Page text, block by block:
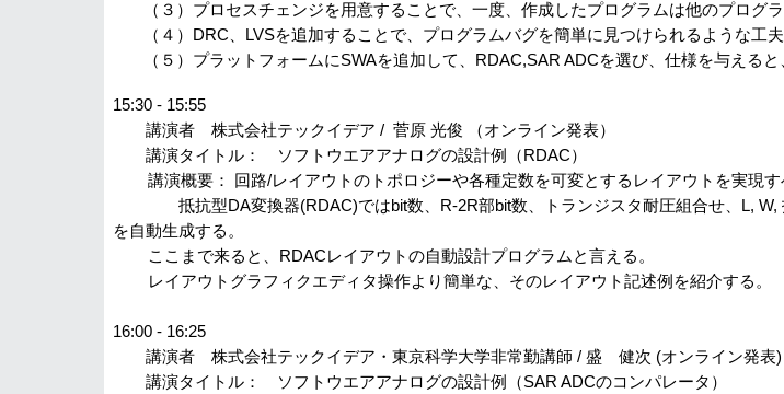
（３）プロセスチェンジを用意することで、一度、作成したプログラムは他のプログラ
（４）DRC、LVSを追加することで、プログラムバグを簡単に見つけられるような工夫
（５）プラットフォームにSWAを追加して、RDAC,SAR ADCを選び、仕様を与えると
15:30 - 15:55
講演者 株式会社テックイデア / 菅原 光俊 （オンライン発表）
講演タイトル： ソフトウエアアナログの設計例（RDAC）
講演概要： 回路/レイアウトのトポロジーや各種定数を可変とするレイアウトを実現す
抵抗型DA変換器(RDAC)ではbit数、R-2R部bit数、トランジスタ耐圧組合せ、L, W,
を自動生成する。
ここまで来ると、RDACレイアウトの自動設計プログラムと言える。
レイアウトグラフィクエディタ操作より簡単な、そのレイアウト記述例を紹介する。
16:00 - 16:25
講演者 株式会社テックイデア・東京科学大学非常勤講師 / 盛 健次 (オンライン発表)
講演タイトル： ソフトウエアアナログの設計例（SAR ADCのコンパレータ）